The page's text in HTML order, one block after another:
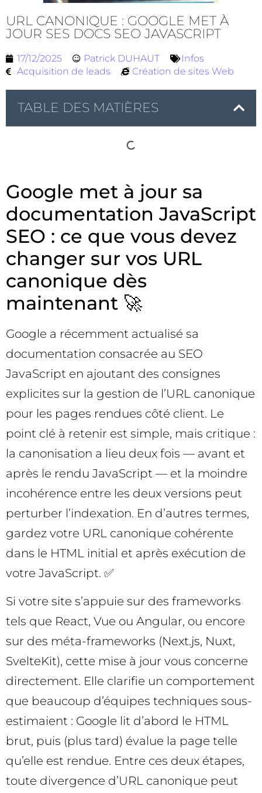
URL CANONIQUE : GOOGLE MET À
JOUR SES DOCS SEO JAVASCRIPT
17/12/2025 Patrick DUHAUT
Infos
Acquisition de leads
Création de sites Web
TABLE DES MATIÈRES
Google met à jour sa
documentation JavaScript
SEO : ce que vous devez
changer sur vos URL
canonique dès
maintenant 🚀
Google a récemment actualisé sa
documentation consacrée au SEO
JavaScript en ajoutant des consignes
explicites sur la gestion de l’URL canonique
pour les pages rendues côté client. Le
point clé à retenir est simple, mais critique :
la canonisation a lieu deux fois — avant et
après le rendu JavaScript — et la moindre
incohérence entre les deux versions peut
perturber l’indexation. En d’autres termes,
gardez votre URL canonique cohérente
dans le HTML initial et après exécution de
votre JavaScript. ✅
Si votre site s’appuie sur des frameworks
tels que React, Vue ou Angular, ou encore
sur des méta-frameworks (Next.js, Nuxt,
SvelteKit), cette mise à jour vous concerne
directement. Elle clarifie un comportement
que beaucoup d’équipes techniques sous-
estimaient : Google lit d’abord le HTML
brut, puis (plus tard) évalue la page telle
qu’elle est rendue. Entre ces deux étapes,
toute divergence d’URL canonique peut